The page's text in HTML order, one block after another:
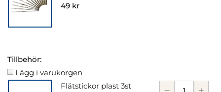
49 kr
Tillbehör:
Lägg i varukorgen
Flätstickor plast 3st